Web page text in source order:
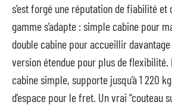
s’est forgé une réputation de fiabilité et
gamme s’adapte : simple cabine pour
double cabine pour accueillir
version étendue pour plus de flexibilité.
cabine simple, supporte jusqu’à 1 220
d’espace pour le fret. Un vrai “couteau